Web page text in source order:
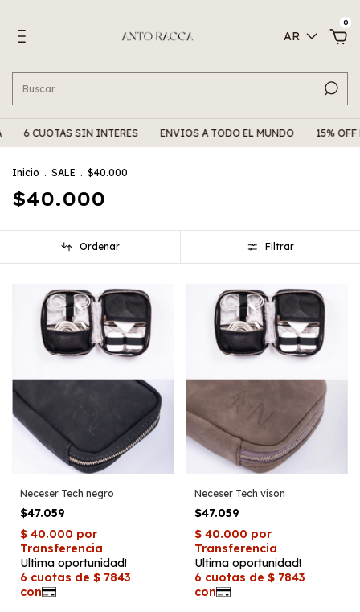
AR
0
SIN INTERES ENVIOS A TODO EL MUNDO 15% OFF
Inicio . SALE . $40.000
$40.000
Ordenar Filtrar
Neceser Tech negro
$47.059
Neceser Tech vison
$47.059